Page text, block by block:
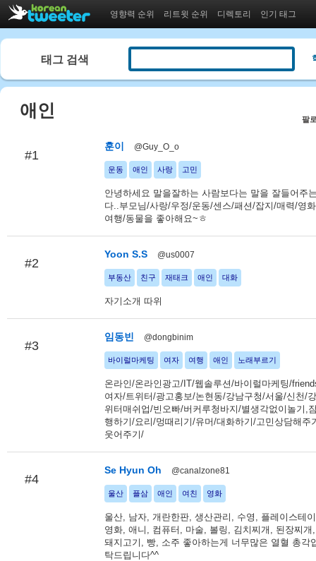
영향력 순위 리트윗 순위 디렉토리 인기 태그
태그 검색
애인 팔
#1
훈이 @Guy_O_o
운동 애인 사랑 고민
안녕하세요 말을잘하는 사람보다는 말을 잘들어주
다..부모님/사랑/우정/운동/센스/패션/잡지/매력/영
여행/동물을 좋아해요~ㅎ
#2
Yoon S.S @us0007
부동산 친구 재태크 애인 대화
자기소개 따위
#3
임동빈 @dongbinim
바이럴마케팅 여자 여행 애인 노래부르기
온라인/온라인광고/IT/웹솔루션/바이럴마케팅/
여자/트위터/광고홍보/논현동/강남구청/서울/신천/
위터매쉬업/빈오빠/버커루청바지/별생각없이놀기,
행하기/요리/멍때리기/유머/대화하기/고민상담해주
웃어주기/
#4
Se Hyun Oh @canalzone81
울산 플삼 애인 여친 영화
울산, 남자, 개란한판, 생산관리, 수영, 플레이스테
영화, 애니, 컴퓨터, 마술, 볼링, 김치찌개, 된장찌개
돼지고기, 빵, 소주 좋아하는게 너무많은 열혈 총각
탁드립니다^^